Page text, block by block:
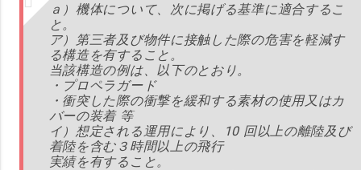
ａ）機体について、次に掲げる基準に適合するこ
と。
ア）第三者及び物件に接触した際の危害を軽減す
る構造を有すること。
当該構造の例は、以下のとおり。
・プロペラガード
・衝突した際の衝撃を緩和する素材の使用又はカ
バーの装着 等
イ）想定される運用により、10 回以上の離陸及び
着陸を含む３時間以上の飛行
実績を有すること。